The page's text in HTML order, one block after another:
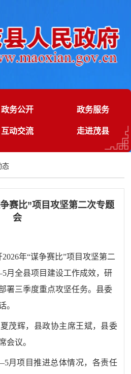
政务公开 政务服务
互动交流 走进茂县
态
赛比”项目攻坚第二次专题
会
年“谋争赛比”项目攻坚第二
月全县项目建设工作成效，研
署三季度重点攻坚任务。县委
。
茂辉，县政协主席王斌，县委
会议。
月项目推进总体情况，各责任